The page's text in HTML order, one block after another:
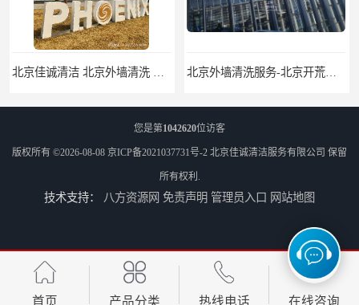
北京佳诚清洁 北京外墙清洗 北京开荒保洁 玻璃幕墙清洗 北京外墙清洗服务-北京开荒保洁亮化服务-北京物业清洁服务
外墙清洗-佳诚清洁-北京保洁-北京佳诚清洁服务有限公司
您是第1042620位访客
版权所有 ©2026-08-08 京ICP备2021037731号-2 北京佳诚清洁服务有限公司 保留
所有权利.
技术支持： 八方资源网 免责声明 管理员入口 网站地图
首页 产品分类 热线电话 在线咨询